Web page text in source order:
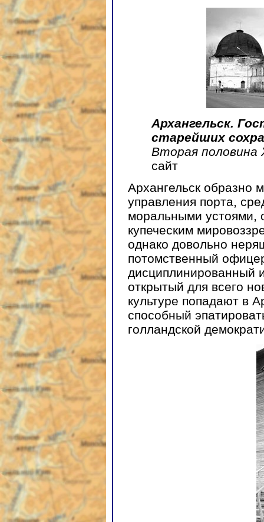
Архангельск.
старейших
Вторая половина
сайт
Архангельск образно
управления порта,
моральными устоями,
купеческим
однако довольно
потомственный
дисциплинированный
открытый для всего
культуре попадают в
способный
голландской